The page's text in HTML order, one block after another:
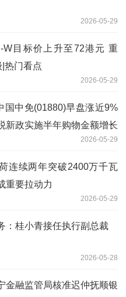
2026-05-29
W目标价上升至72港元 重
|热门看点
2026-05-29
国中免(01880)早盘涨近9%
新政实施半年购物金额增长
2026-05-29
连续两年突破2400万千瓦
重要拉动力
2026-05-29
：桂小青接任执行副总裁
2026-05-28
金融监管局核准迟仲抚顺银